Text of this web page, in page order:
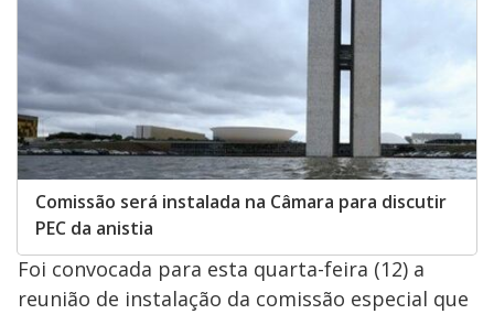
Comissão será instalada na Câmara para discutir
PEC da anistia
Foi convocada para esta quarta-feira (12) a
reunião de instalação da comissão especial que